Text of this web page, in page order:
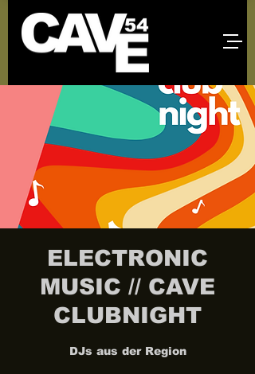
ELECTRONIC
MUSIC // CAVE
CLUBNIGHT
DJs aus der Region